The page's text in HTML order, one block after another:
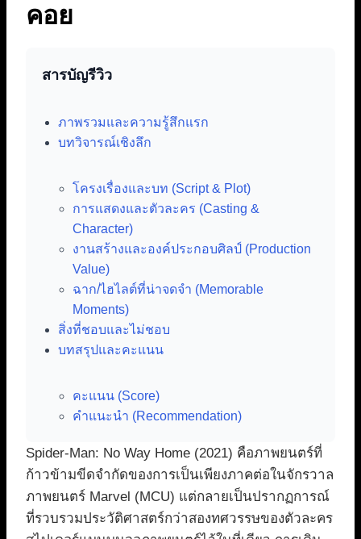
คอย
สารบัญรีวิว
ภาพรวมและความรู้สึกแรก
บทวิจารณ์เชิงลึก
โครงเรื่องและบท (Script & Plot)
การแสดงและตัวละคร (Casting &
Character)
งานสร้างและองค์ประกอบศิลป์ (Production
Value)
ฉาก/ไฮไลต์ที่น่าจดจำ (Memorable
Moments)
สิ่งที่ชอบและไม่ชอบ
บทสรุปและคะแนน
คะแนน (Score)
คำแนะนำ (Recommendation)
Spider-Man: No Way Home (2021) คือภาพยนตร์ที่
ก้าวข้ามขีดจำกัดของการเป็นเพียงภาคต่อในจักรวาล
ภาพยนตร์ Marvel (MCU) แต่กลายเป็นปรากฏการณ์
ที่รวบรวมประวัติศาสตร์กว่าสองทศวรรษของตัวละคร